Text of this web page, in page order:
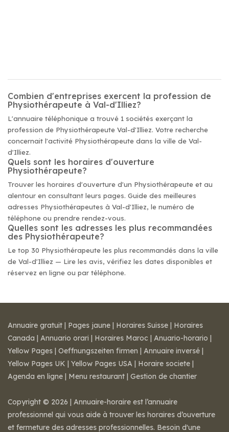
Combien d'entreprises exercent la profession de
Physiothérapeute à Val-d'Illiez?
L'annuaire téléphonique a trouvé 1 sociétés exerçant la
profession de Physiothérapeute Val-d'Illiez. Votre recherche
concernait l'activité Physiothérapeute dans la ville de Val-
d'Illiez.
Quels sont les horaires d'ouverture
Physiothérapeute?
Trouver les horaires d'ouverture d'un Physiothérapeute et au
alentour en consultant leurs pages. Guide des meilleures
adresses Physiothérapeutes à Val-d'Illiez, le numéro de
téléphone ou prendre rendez-vous.
Quelles sont les adresses les plus recommandées
des Physiothérapeute?
Le top 30 Physiothérapeute les plus recommandés dans la ville
de Val-d'Illiez — Lire les avis, vérifiez les dates disponibles et
réservez en ligne ou par téléphone.
Annuaire gratuit | Pages jaune | Horaires Suisse | Horaires
Canada | Annuario orari | Horaires Maroc | Anuario-horario |
Yellow Pages | Oeffnungszeiten firmen | Annuaire inversé |
Yellow Pages UK | Yellow Pages USA | Horaire societe |
Agenda en ligne | Menu restaurant | Gestion de chantier
Copyright © 2026 | Annuaire-horaire est l’annuaire
professionnel qui vous aide à trouver les horaires d’ouverture
et fermeture des adresses professionnelles. Besoin d'une